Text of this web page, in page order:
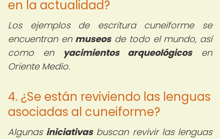
en la actualidad?
Los ejemplos de escritura cuneiforme se
encuentran en museosde todo el mundo, así
como en yacimientos arqueológicosen
Oriente Medio.
4. ¿Se están reviviendo las lenguas
asociadas al cuneiforme?
Algunas iniciativasbuscan revivir las lenguas